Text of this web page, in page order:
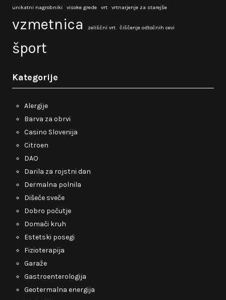
unikatni nagrobniki
visoke grede vrt vrtnarjenje za starejše
vzmetnica zeliščni vrt čiščenje odtočnih cevi
šport
Kategorije
Alergije
Barva za obrvi
Casino Slovenija
Citroen
DAO
Darila za rojstni dan
Dermalna polnila
Dišeče sveče
Dobro počutje
Domači kruh
Estetski posegi
Fizioterapija
Garaže
Gastroenterologija
Geotermalna energija